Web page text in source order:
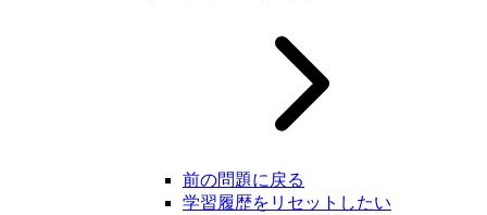
前の問題に戻る
学習履歴をリセットしたい